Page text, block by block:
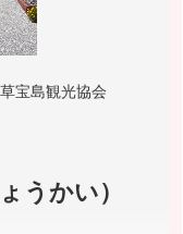
曜日(祝日の場合
展示中は除く)、
公式サイト
宝島観光協会
うかい）